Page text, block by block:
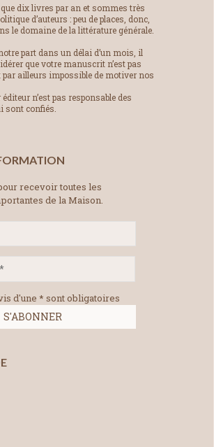
dix livres par an et sommes très
d’auteurs : peu de places, donc,
le domaine de la littérature générale.
part dans un délai d’un mois, il
que votre manuscrit n’est pas
par ailleurs impossible de motiver nos
n’est pas responsable des
sont confiés.
recevoir toutes les
de la Maison.
d'une * sont obligatoires